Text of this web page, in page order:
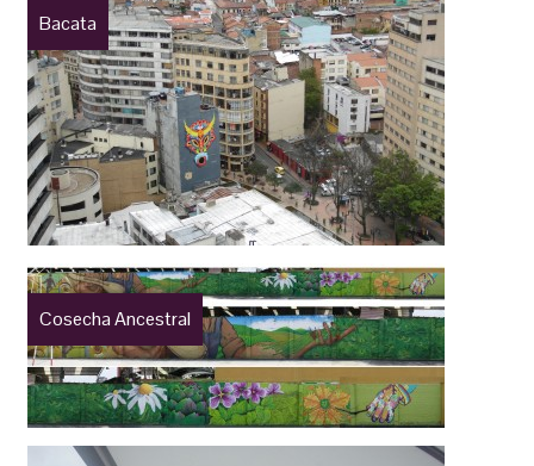
Bacata
Cosecha Ancestral